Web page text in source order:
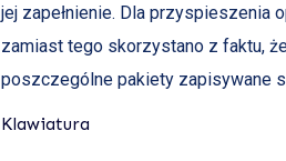
jej zapełnienie. Dla przyspieszenia
zamiast tego skorzystano z faktu,
poszczególne pakiety zapisywane
Klawiatura